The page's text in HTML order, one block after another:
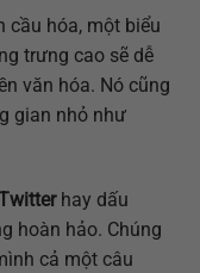
cầu hóa, một biểu
trưng cao sẽ dễ
văn hóa. Nó cũng
gian nhỏ như
hay dấu
hoàn hảo. Chúng
cả một câu